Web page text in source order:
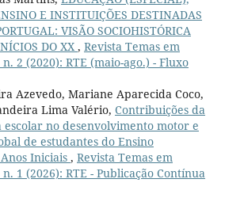
E INSTITUIÇÕES DESTINADAS
VISÃO SOCIOHISTÓRICA
DO XX , Revista Temas em
2 (2020): RTE (maio-ago.) - Fluxo
Azevedo, Mariane Aparecida Coco,
Lima Valério, Contribuições da
escolar no desenvolvimento motor e
de estudantes do Ensino
Iniciais , Revista Temas em
1 (2026): RTE - Publicação Contínua